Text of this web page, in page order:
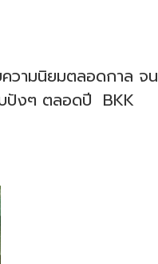
ความนิยมตลอดกาล จน
ปังๆ ตลอดปี BKK